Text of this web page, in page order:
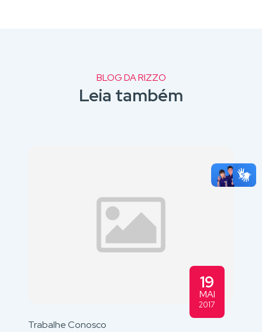
BLOG DA RIZZO
Leia também
19
MAI
2017
Trabalhe Conosco